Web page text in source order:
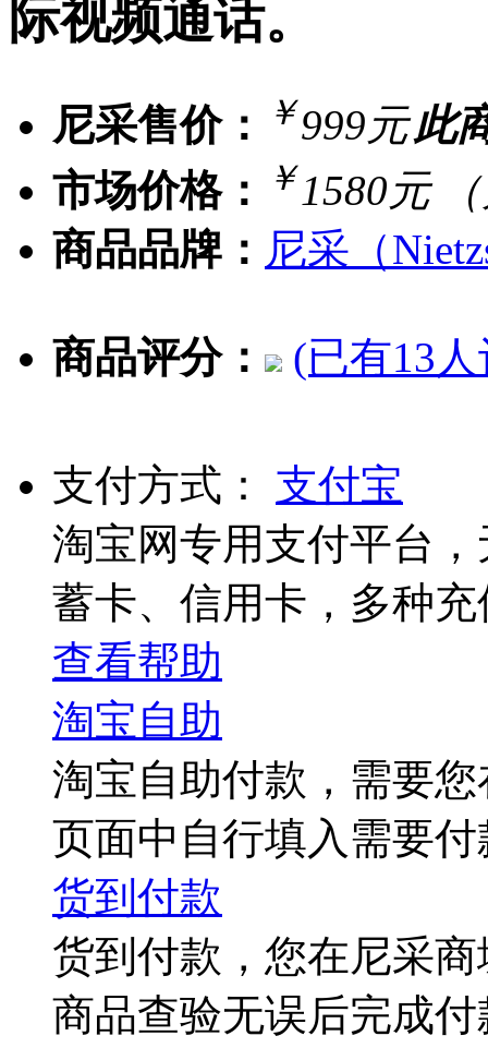
际视频通话。
尼采售价： ￥999元此
市场价格：
￥1580元
商品品牌： 尼采（
商品评分： (已有13
支付方式：
支付宝
淘宝网专用支付平台
蓄卡、信用卡，多种
查看帮助
淘宝自助
淘宝自助付款，需要
页面中自行填入需要
货到付款
货到付款，您在尼采
商品查验无误后完成付